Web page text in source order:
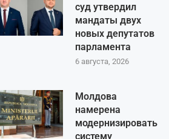
суд утвердил
мандаты двух
новых депутатов
парламента
6 августа, 2026
Молдова
намерена
модернизировать
систему